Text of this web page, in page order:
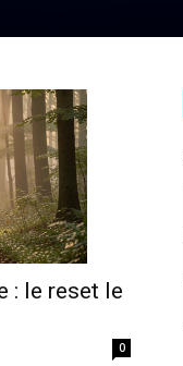
: le reset le
0